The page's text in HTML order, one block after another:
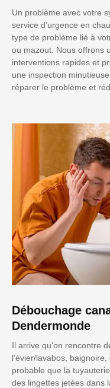
Un problème avec votre
service d’urgence en
type de problème lié à
ou mazout. Nous offrons
interventions rapides et
une inspection
réparer le problème et
Débouchage
Dendermonde
Il arrive qu'on rencontre
l’évier/lavabos,
probable que la
des lingettes jetées dans